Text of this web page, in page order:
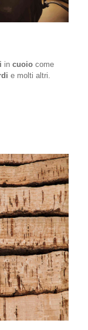
in cuoio come
e molti altri.